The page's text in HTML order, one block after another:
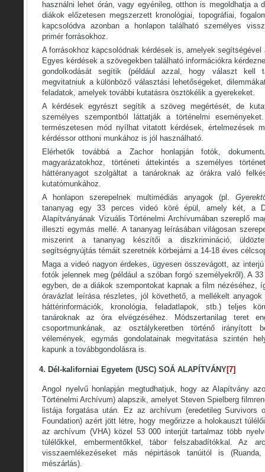
használni lehet órán, vagy egyénileg, otthon is megoldhatja a
diákok előzetesen megszerzett kronológiai, topográfiai,
kapcsolódva azonban a honlapon található személyes
primér forrásokhoz.
A forrásokhoz kapcsolódnak kérdések is, amelyek
Egyes kérdések a szövegekben található információkra
gondolkodását segítik (például azzal, hogy választ kell
megvitatniuk a különböző választási lehetőségeket,
feladatok, amelyek további kutatásra ösztökélik a gyerekeket.
A kérdések egyrészt segítik a szöveg megértését, de
személyes szempontból láttatják a történelmi
természetesen mód nyílhat vitatott kérdések, értelmezések
kérdéssor otthoni munkához is jól használható.
Elérhetők továbbá a Zachor honlapján fotók,
magyarázatokhoz, történeti áttekintés a személyes
háttéranyagot szolgáltat a tanároknak az órákra való
kutatómunkához.
A honlapon szerepelnek multimédiás anyagok (pl.
tananyag egy 33 perces videó köré épül, amely két, a
Alapítványának Vizuális Történelmi Archívumában szereplő
illeszti egymás mellé. A tananyag leírásában világosan
miszerint a tananyag készítői a diszkrimináció,
segítségnyújtás témáit szeretnék körbejárni a 14-18 éves
Maga a videó nagyon érdekes, ügyesen összevágott, az
fotók jelennek meg (például a szóban forgó személyekről). A
egyben, de a diákok szempontokat kapnak a film nézéséhez,
óravázlat leírása részletes, jól követhető, a mellékelt anyagok
háttérinformációk, kronológia, feladatlapok, stb.) teljes
tanároknak az óra elvégzéséhez. Módszertanilag teret
csoportmunkának, az osztálykeretben történő irányított
vélemények, egymás gondolatainak megvitatása szintén
kapunk a továbbgondolásra is.
4. Dél-kaliforniai Egyetem (USC) SOÁ ALAPÍTVÁNY[7]
Angol nyelvű honlapján megtudhatjuk, hogy az Alapítvány
Történelmi Archívum) alapszik, amelyet Steven Spielberg
listája forgatása után. Ez az archívum (eredetileg Survivors
Foundation) azért jött létre, hogy megőrizze a holokauszt
az archívum (VHA) közel 53 000 interjút tartalmaz több
túlélőkkel, embermentőkkel, tábor felszabadítókkal. Az
visszaemlékezéseket más népirtások tanúitól is
mészárlás).